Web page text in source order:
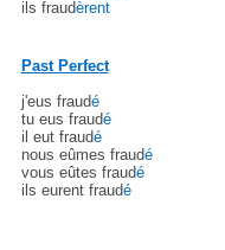
ils fraudèrent
Past Perfect
j'eus fraudé
tu eus fraudé
il eut fraudé
nous eûmes fraudé
vous eûtes fraudé
ils eurent fraudé